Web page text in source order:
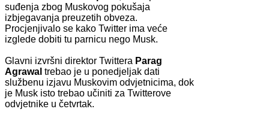
suđenja zbog Muskovog pokušaja
izbjegavanja preuzetih obveza.
Procjenjivalo se kako Twitter ima veće
izglede dobiti tu parnicu nego Musk.
Glavni izvršni direktor Twittera Parag
Agrawal trebao je u ponedjeljak dati
službenu izjavu Muskovim odvjetnicima, dok
je Musk isto trebao učiniti za Twitterove
odvjetnike u četvrtak.